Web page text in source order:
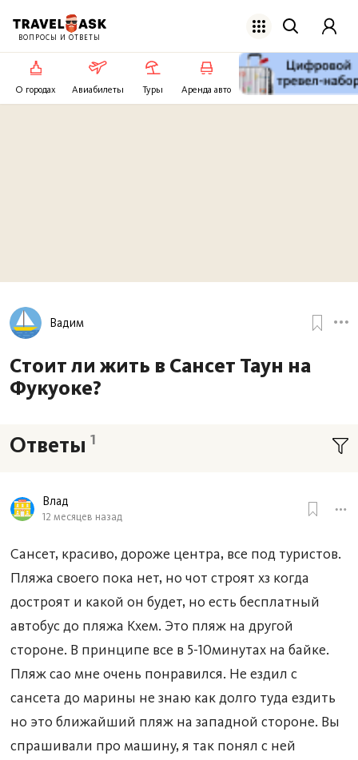
Вадим
Стоит ли жить в Сансет Таун на
Фукуоке?
Ответы 1
Влад
12 месяцев назад
Сансет, красиво, дороже центра, все под туристов.
Пляжа своего пока нет, но чот строят хз когда
достроят и какой он будет, но есть бесплатный
автобус до пляжа Кхем. Это пляж на другой
стороне. В принципе все в 5-10минутах на байке.
Пляж сао мне очень понравился. Не ездил с
сансета до марины не знаю как долго туда ездить
но это ближайший пляж на западной стороне. Вы
спрашивали про машину, я так понял с ней
ВОПРОСЫ И ОТВЕТЫ
О городах Авиабилеты Туры Аренда авто